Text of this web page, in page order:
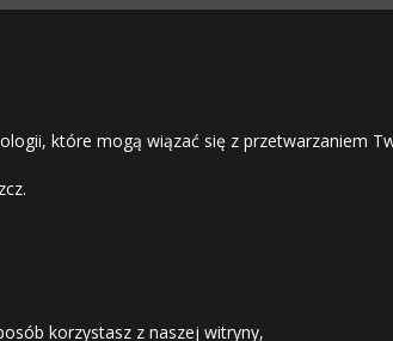
które mogą wiązać się z przetwarzaniem
korzystasz z naszej witryny,
Diadem Linero